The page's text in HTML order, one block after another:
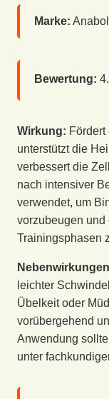
Marke:
Bewertung:
Wirkung:
unterstützt die
verbessert die
nach intensiver
verwendet, um
vorzubeugen
Trainingsphasen
leichter
Übelkeit oder
vorübergehend
Anwendung
unter